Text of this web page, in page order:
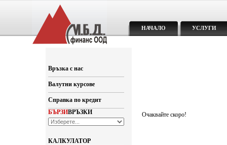
НАЧАЛО УСЛУГИ
Връзка с нас
Валутни курсове
Справка по кредит
БЪРЗИВРЪЗКИ
КАЛКУЛАТОР
Очаквайте скоро!